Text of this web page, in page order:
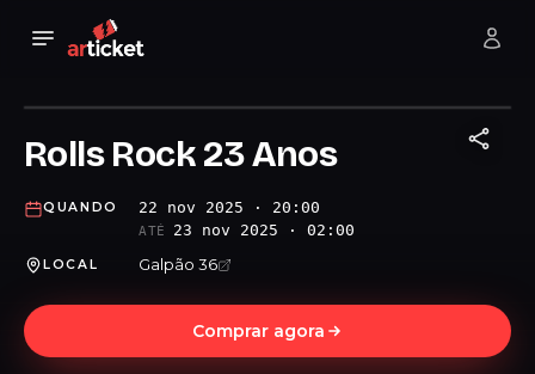
Rolls Rock 23 Anos
QUANDO 22 nov 2025 · 20:00
ATÉ 23 nov 2025 · 02:00
LOCAL Galpão 36
Comprar agora